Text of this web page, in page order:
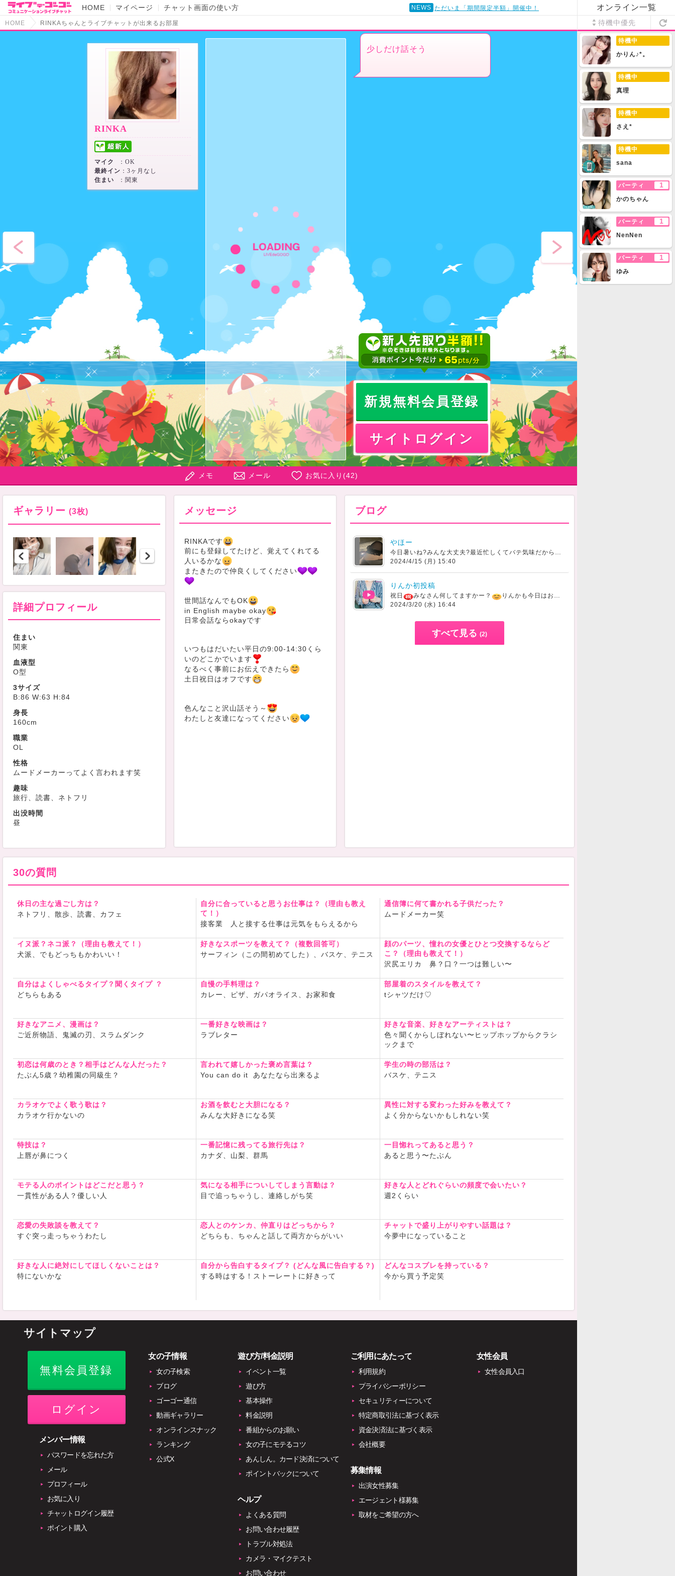
HOME マイページ チャット画面の使い方 NEWS ただいま「期間限定半額」開催中！
HOME RINKAちゃんとライブチャットが出来るお部屋
RINKA
マイク
：OK
最終イン ：3ヶ月なし
住まい
：関東
少しだけ話そう
新規無料会員登録
サイトログイン
メモ メール お気に入り(42)
ギャラリー (3枚)
詳細プロフィール
住まい
関東
血液型
O型
3サイズ
B:86 W:63 H:84
身長
160cm
職業
OL
性格
ムードメーカーってよく言われます笑
趣味
旅行、読書、ネトフリ
出没時間
昼
メッセージ
RINKAです
前にも登録してたけど、覚えてくれてる
人いるかな
またきたので仲良くしてください
世間話なんでもOK
in English maybe okay
日常会話ならokayです
いつもはだいたい平日の9:00-14:30くら
いのどこかでいます
なるべく事前にお伝えできたら
土日祝日はオフです
色んなこと沢山話そう～
わたしと友達になってください
ブログ
やほー
今日暑いね?みんな大丈夫?最近忙しくてバテ気味だから気をつけよう春楽しみたい?
2024/4/15 (月) 15:40
りんか初投稿
祝日 みなさん何してますかー？
りんかも今日はお休みだけど、土日、祝日はチャットお休みしてるから、今日はブログ書いてみました
2024/3/20 (水) 16:44
すべて見る (2)
30の質問
休日の主な過ごし方は？
ネトフリ、散歩、読書、カフェ
自分に合っていると思うお仕事は？（理由も教え
て！）
接客業 人と接する仕事は元気をもらえるから
通信簿に何て書かれる子供だった？
ムードメーカー笑
イヌ派？ネコ派？（理由も教えて！）
犬派、でもどっちもかわいい！
好きなスポーツを教えて？（複数回答可）
サーフィン（この間初めてした）、バスケ、テニス
顔のパーツ、憧れの女優とひとつ交換するならど
こ？（理由も教えて！）
沢尻エリカ 鼻？口？一つは難しい〜
自分はよくしゃべるタイプ？聞くタイプ ？
どちらもある
自慢の手料理は？
カレー、ピザ、ガパオライス、お家和食
部屋着のスタイルを教えて？
tシャツだけ♡
好きなアニメ、漫画は？
ご近所物語、鬼滅の刃、スラムダンク
一番好きな映画は？
ラブレター
好きな音楽、好きなアーティストは？
色々聞くからしぼれない〜ヒップホップからクラシ
ックまで
初恋は何歳のとき？相手はどんな人だった？
たぶん5歳？幼稚園の同級生？
言われて嬉しかった褒め言葉は？
You can do it あなたなら出来るよ
学生の時の部活は？
バスケ、テニス
カラオケでよく歌う歌は？
カラオケ行かないの
お酒を飲むと大胆になる？
みんな大好きになる笑
異性に対する変わった好みを教えて？
よく分からないかもしれない笑
特技は？
上唇が鼻につく
一番記憶に残ってる旅行先は？
カナダ、山梨、群馬
一目惚れってあると思う？
あると思う〜たぶん
モテる人のポイントはどこだと思う？
一貫性がある人？優しい人
気になる相手についしてしまう言動は？
目で追っちゃうし、連絡しがち笑
好きな人とどれぐらいの頻度で会いたい？
週2くらい
恋愛の失敗談を教えて？
すぐ突っ走っちゃうわたし
恋人とのケンカ、仲直りはどっちから？
どちらも、ちゃんと話して両方からがいい
チャットで盛り上がりやすい話題は？
今夢中になっていること
好きな人に絶対にしてほしくないことは？
特にないかな
自分から告白するタイプ？ (どんな風に告白する？)
する時はする！ストーレートに好きって
どんなコスプレを持っている？
今から買う予定笑
サイトマップ
無料会員登録
ログイン
メンバー情報
パスワードを忘れた方
メール
プロフィール
お気に入り
チャットログイン履歴
ポイント購入
女の子情報
女の子検索
ブログ
ゴーゴー通信
動画ギャラリー
オンラインスナック
ランキング
公式X
遊び方/料金説明
イベント一覧
遊び方
基本操作
料金説明
番組からのお願い
女の子にモテるコツ
あんしん。カード決済について
ポイントバックについて
ヘルプ
よくある質問
お問い合わせ履歴
トラブル対処法
カメラ・マイクテスト
お問い合わせ
ご利用にあたって
利用規約
プライバシーポリシー
セキュリティーについて
特定商取引法に基づく表示
資金決済法に基づく表示
会社概要
募集情報
出演女性募集
エージェント様募集
取材をご希望の方へ
女性会員
女性会員入口
オンライン一覧
待機中優先
待機中
かりん♪*。
待機中
真理
待機中
さえ*
待機中
sana
パーティ 1
かのちゃん
パーティ 1
NenNen
パーティ 1
ゆみ